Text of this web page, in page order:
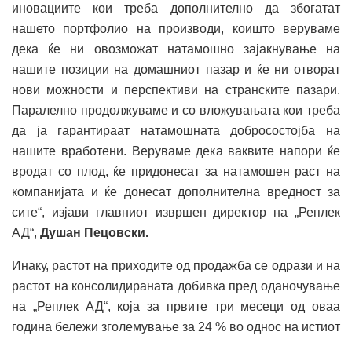
иновациите кои треба дополнително да збогатат
нашето портфолио на производи, коишто веруваме
дека ќе ни овозможат натамошно зајакнување на
нашите позиции на домашниот пазар и ќе ни отворат
нови можности и перспективи на странските пазари.
Паралелно продолжуваме и со вложувањата кои треба
да ја гарантираат натамошната добросостојба на
нашите вработени. Веруваме дека ваквите напори ќе
вродат со плод, ќе придонесат за натамошен раст на
компанијата и ќе донесат дополнителна вредност за
сите“, изјави главниот извршен директор на „Реплек
АД“, Душан Пецовски.
Инаку, растот на приходите од продажба се одрази и на
растот на консолидираната добивка пред оданочување
на „Реплек АД“, која за првите три месеци од оваа
година бележи зголемување за 24 % во однос на истиот